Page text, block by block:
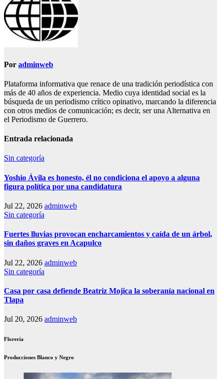
Por adminweb
Plataforma informativa que renace de una tradición periodística con
más de 40 años de experiencia. Medio cuya identidad social es la
búsqueda de un periodismo crítico opinativo, marcando la diferencia
con otros medios de comunicación; es decir, ser una Alternativa en
el Periodismo de Guerrero.
Entrada relacionada
Sin categoría
Yoshio Ávila es honesto, él no condiciona el apoyo a alguna
figura política por una candidatura
Jul 22, 2026 adminweb
Sin categoría
Fuertes lluvias provocan encharcamientos y caída de un árbol,
sin daños graves en Acapulco
Jul 22, 2026 adminweb
Sin categoría
Casa por casa defiende Beatriz Mojica la soberanía nacional en
Tlapa
Jul 20, 2026 adminweb
Florería
Producciones Blanco y Negro